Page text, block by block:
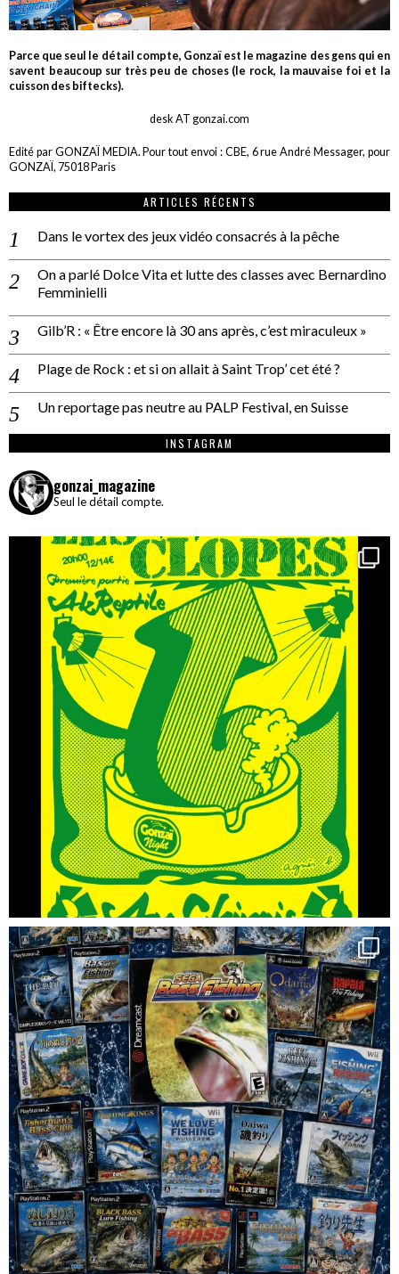
Parce que seul le détail compte, Gonzaï est le magazine des gens qui en
savent beaucoup sur très peu de choses (le rock, la mauvaise foi et la
cuisson des biftecks).
desk AT gonzai.com
Edité par GONZAÏ MEDIA. Pour tout envoi : CBE, 6 rue André Messager, pour
GONZAÏ, 75018 Paris
ARTICLES RÉCENTS
Dans le vortex des jeux vidéo consacrés à la pêche
On a parlé Dolce Vita et lutte des classes avec Bernardino
Femminielli
Gilb’R : « Être encore là 30 ans après, c’est miraculeux »
Plage de Rock : et si on allait à Saint Trop’ cet été ?
Un reportage pas neutre au PALP Festival, en Suisse
INSTAGRAM
gonzai_magazine
Seul le détail compte.